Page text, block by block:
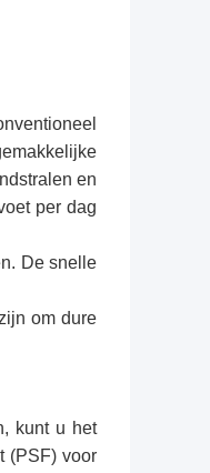
en
per dag
De snelle
om dure
kunt u het
(PSF) voor